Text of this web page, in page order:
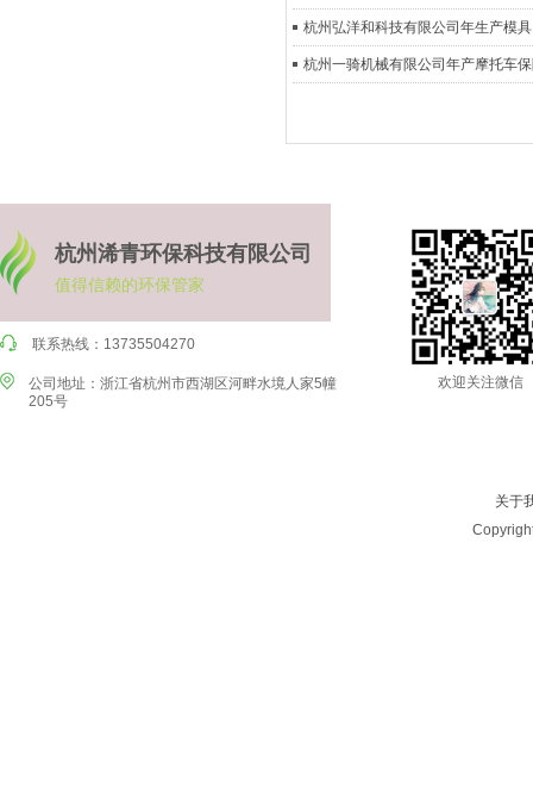
杭州弘洋和科技有限公司年生产模
杭州一骑机械有限公司年产摩托车
杭州浠青环保科技有限公司
值得信赖的环保管家
联系热线：13735504270
公司地址：浙江省杭州市西湖区河畔水境人家5幢
205号
欢迎关注微信
关于